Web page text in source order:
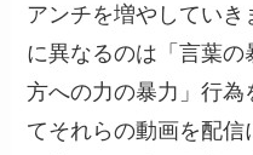
アンチを増やしてい
に異なるのは「言葉
方への力の暴力」行為
てそれらの動画を配